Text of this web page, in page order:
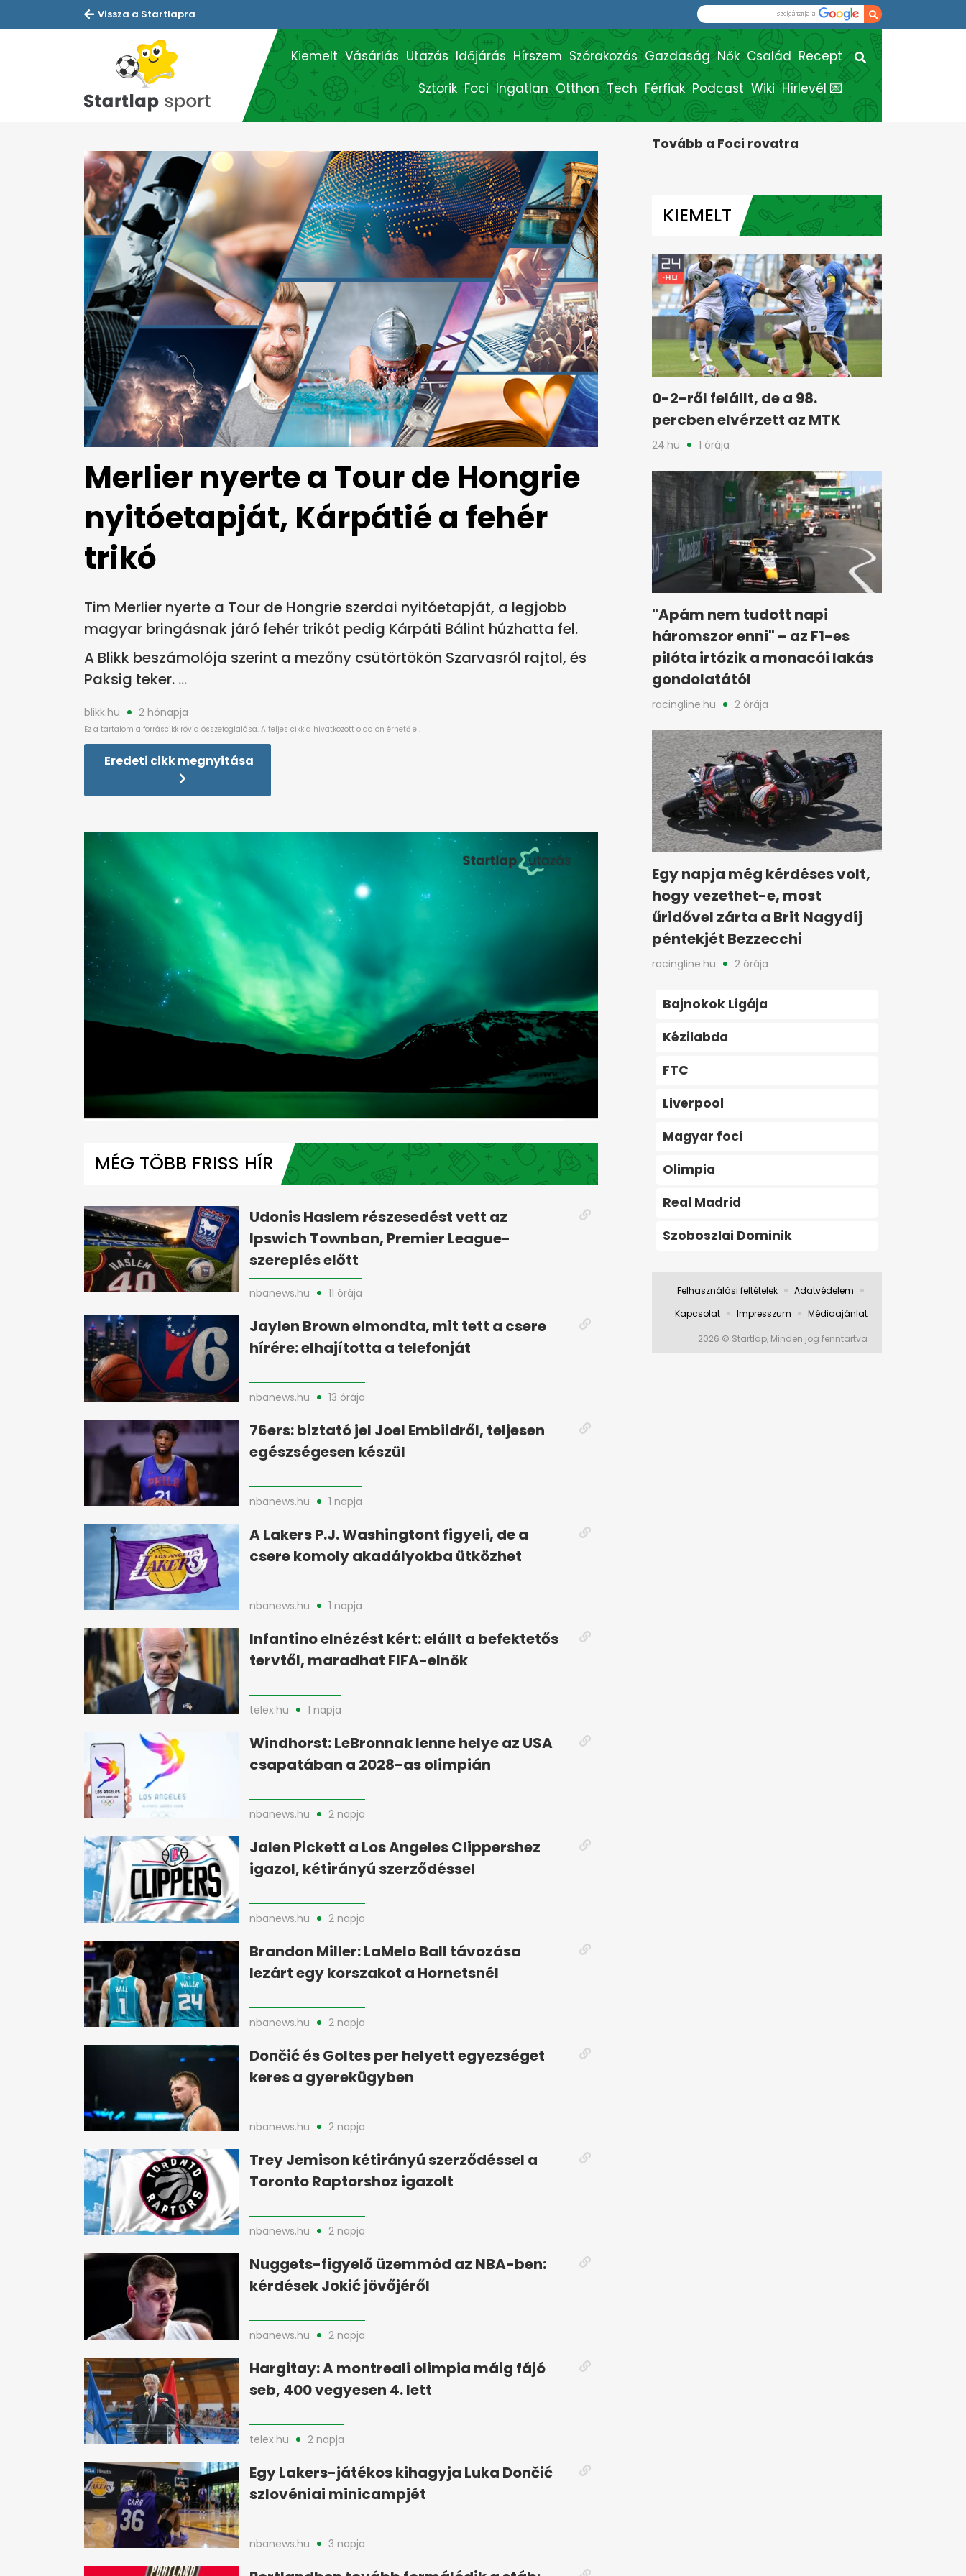
Vissza a Startlapra
Kiemelt Vásárlás Utazás Időjárás Hírszem Szórakozás Gazdaság Nők Család Recept
Sztorik Foci Ingatlan Otthon Tech Férfiak Podcast Wiki Hírlevél 💌
Merlier nyerte a Tour de Hongrie
nyitóetapját, Kárpátié a fehér
trikó
Tim Merlier nyerte a Tour de Hongrie szerdai nyitóetapját, a legjobb
magyar bringásnak járó fehér trikót pedig Kárpáti Bálint húzhatta fel.
A Blikk beszámolója szerint a mezőny csütörtökön Szarvasról rajtol, és
Paksig teker.
blikk.hu 2 hónapja
Eredeti cikk megnyitása
minute,
0%
MÉG TÖBB FRISS HÍR
Udonis Haslem részesedést vett az
Ipswich Townban, Premier League-
szereplés előtt
nbanews.hu 11 órája
Jaylen Brown elmondta, mit tett a csere
hírére: elhajította a telefonját
nbanews.hu 13 órája
76ers: biztató jel Joel Embiidről, teljesen
egészségesen készül
nbanews.hu 1 napja
A Lakers P.J. Washingtont figyeli, de a
csere komoly akadályokba ütközhet
nbanews.hu 1 napja
Infantino elnézést kért: elállt a befektetős
tervtől, maradhat FIFA-elnök
telex.hu 1 napja
Windhorst: LeBronnak lenne helye az USA
csapatában a 2028-as olimpián
nbanews.hu 2 napja
Jalen Pickett a Los Angeles Clippershez
igazol, kétirányú szerződéssel
nbanews.hu 2 napja
Brandon Miller: LaMelo Ball távozása
lezárt egy korszakot a Hornetsnél
nbanews.hu 2 napja
Dončić és Goltes per helyett egyezséget
keres a gyerekügyben
nbanews.hu 2 napja
Trey Jemison kétirányú szerződéssel a
Toronto Raptorshoz igazolt
nbanews.hu 2 napja
Nuggets-figyelő üzemmód az NBA-ben:
kérdések Jokić jövőjéről
nbanews.hu 2 napja
Hargitay: A montreali olimpia máig fájó
seb, 400 vegyesen 4. lett
telex.hu 2 napja
Egy Lakers-játékos kihagyja Luka Dončić
szlovéniai minicampjét
nbanews.hu 3 napja
Tovább a Foci rovatra
KIEMELT
0-2-ről felállt, de a 98.
percben elvérzett az MTK
24.hu 1 órája
"Apám nem tudott napi
háromszor enni" – az F1-es
pilóta irtózik a monacói lakás
gondolatától
racingline.hu 2 órája
Egy napja még kérdéses volt,
hogy vezethet-e, most
űridővel zárta a Brit Nagydíj
péntekjét Bezzecchi
racingline.hu 2 órája
Bajnokok Ligája
Kézilabda
FTC
Liverpool
Magyar foci
Olimpia
Real Madrid
Szoboszlai Dominik
Felhasználási feltételek
Adatvédelem
Kapcsolat
Impresszum Médiaajánlat
2026 © Startlap, Minden jog fenntartva